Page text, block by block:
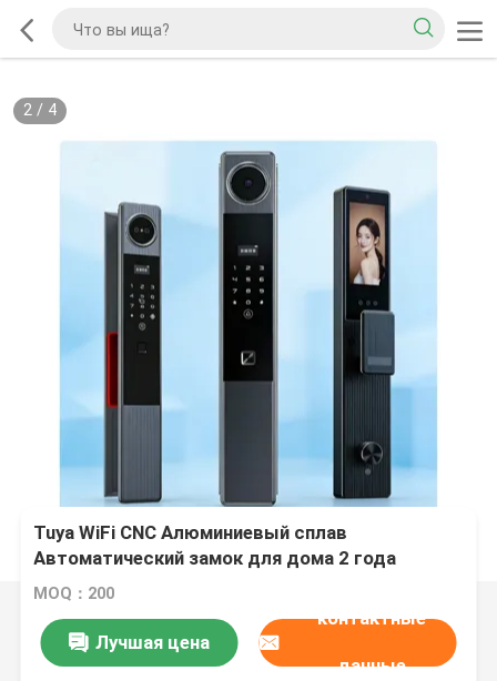
2/ 4
Tuya WiFi CNC Алюминиевый сплав
Автоматический замок для дома 2 года
гарантия,E-739
MOQ：200
Лучшая цена
контактные
данные